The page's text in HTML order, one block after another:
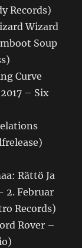
Records)
Wizard
Soup
Curve
– Six
Rättö Ja
2. Februar
Records)
Rover –